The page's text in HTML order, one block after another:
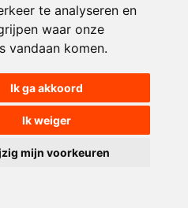
te analyseren en
waar onze
vandaan komen.
Ik ga akkoord
Ik weiger
mijn voorkeuren